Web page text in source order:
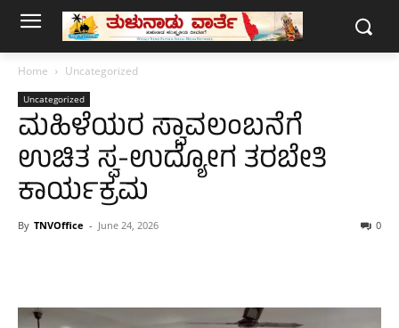
Home Uncategorized
Uncategorized
ಮಹಿಳೆಯರ ಸ್ವಾವಲಂಬನೆಗೆ
ಉಚಿತ ಸ್ವ-ಉದ್ಯೋಗ ತರಬೇತಿ
ಕಾರ್ಯಕ್ರಮ
By TNVOffice - June 24, 2026 0